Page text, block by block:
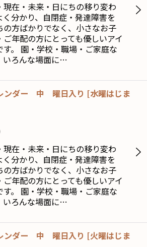
現在・未来・日にちの移り変わ
く分かり、自閉症・発達障害を
の方ばかりでなく、小さなお子
ご年配の方にとっても優しいアイ
す。 園・学校・職場・ご家庭な
いろんな場面に…
ンダー 中 曜日入り [水曜はじま
現在・未来・日にちの移り変わ
く分かり、自閉症・発達障害を
の方ばかりでなく、小さなお子
ご年配の方にとっても優しいアイ
す。 園・学校・職場・ご家庭な
いろんな場面に…
ンダー 中 曜日入り [火曜はじま